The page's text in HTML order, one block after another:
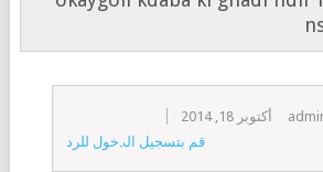
أكتوبر 18, 2014
قم بتسجيل الدخول للرد